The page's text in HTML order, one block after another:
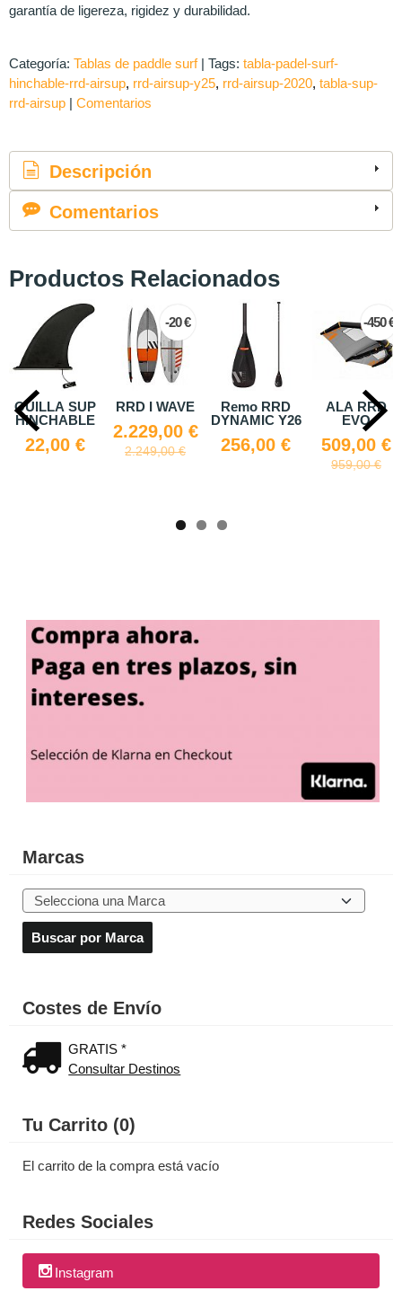
Marcas
Costes de Envío
GRATIS *
Consultar Destinos
Tu Carrito (0)
El carrito de la compra está vacío
Redes Sociales
Instagram
garantía de ligereza, rigidez y durabilidad.
Categoría: Tablas de paddle surf | Tags: tabla-padel-surf-
hinchable-rrd-airsup rrd-airsup-y25 rrd-airsup-2020 tabla-sup-
rrd-airsup | Comentarios
Descripción
Comentarios
Productos Relacionados
-20 €
RRD I WAVE
2.229,00 €
2.249,00 €
Remo RRD
DYNAMIC Y26
256,00 €
ALA RRD
EVO
509,00 €
SILLA
sup
50,00